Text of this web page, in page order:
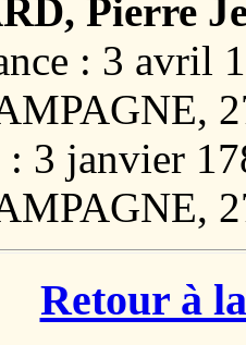
Pierre
: 3 avril
: 3 janvier
Retour à